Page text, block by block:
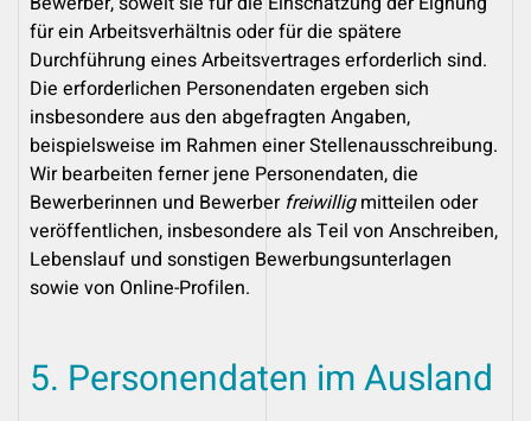
für ein Arbeitsverhältnis oder für die spätere
Durchführung eines Arbeitsvertrages erforderlich sind.
Die erforderlichen Personendaten ergeben sich
insbesondere aus den abgefragten Angaben,
beispielsweise im Rahmen einer Stellenausschreibung.
Wir bearbeiten ferner jene Personendaten, die
Bewerberinnen und Bewerber freiwilligmitteilen oder
veröffentlichen, insbesondere als Teil von Anschreiben,
Lebenslauf und sonstigen Bewerbungsunterlagen
sowie von Online-Profilen.
5. Personendaten im Ausland